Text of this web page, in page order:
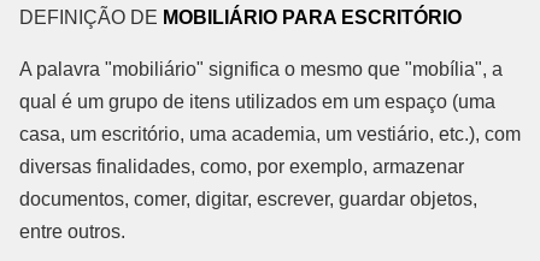
DEFINIÇÃO DE MOBILIÁRIO PARA ESCRITÓRIO
A palavra "mobiliário" significa o mesmo que "mobília", a
qual é um grupo de itens utilizados em um espaço (uma
casa, um escritório, uma academia, um vestiário, etc.), com
diversas finalidades, como, por exemplo, armazenar
documentos, comer, digitar, escrever, guardar objetos,
entre outros.